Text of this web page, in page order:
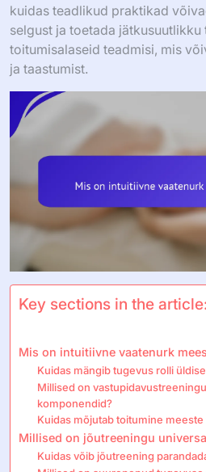
kuidas teadlikud praktikad
selgust ja toetada
toitumisalaseid teadmisi, mis
ja taastumist.
Key sections in the article:
Mis on intuitiivne vaatenurk
Kuidas mängib tugevus rolli
Millised on
komponendid?
Kuidas mõjutab toitumine
Millised on jõutreeningu
Kuidas võib jõutreening